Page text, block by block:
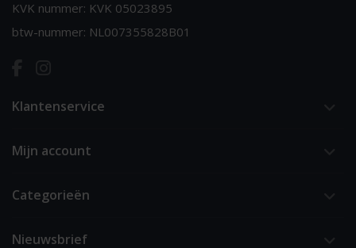
KVK nummer: KVK 05023895
btw-nummer: NL007355828B01
Klantenservice
Mijn account
Categorieën
Nieuwsbrief